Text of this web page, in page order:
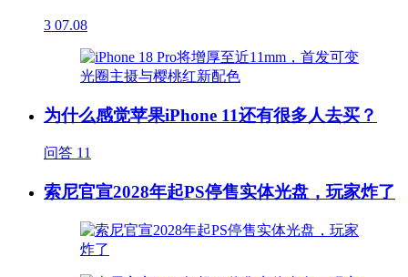
3 07.08
为什么感觉苹果iPhone 11还有很多人去买？
问答 11
索尼官宣2028年起PS停售实体光盘，玩家炸了